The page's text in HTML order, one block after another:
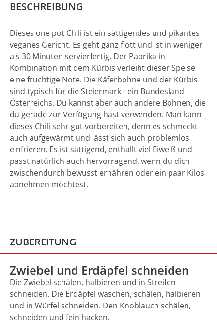
BESCHREIBUNG
Dieses one pot Chili ist ein sättigendes und pikantes
veganes Gericht. Es geht ganz flott und ist in weniger
als 30 Minuten servierfertig. Der Paprika in
Kombination mit dem Kürbis verleiht dieser Speise
eine fruchtige Note. Die Käferbohne und der Kürbis
sind typisch für die Steiermark - ein Bundesland
Österreichs. Du kannst aber auch andere Bohnen, die
du gerade zur Verfügung hast verwenden. Man kann
dieses Chili sehr gut vorbereiten, denn es schmeckt
auch aufgewärmt und lässt sich auch problemlos
einfrieren. Es ist sättigend, enthallt viel Eiweiß und
passt natürlich auch hervorragend, wenn du dich
zwischendurch bewusst ernähren oder ein paar Kilos
abnehmen möchtest.
ZUBEREITUNG
Zwiebel und Erdäpfel schneiden
Die Zwiebel schälen, halbieren und in Streifen
schneiden. Die Erdäpfel waschen, schälen, halbieren
und in Würfel schneiden. Den Knoblauch schälen,
schneiden und fein hacken.